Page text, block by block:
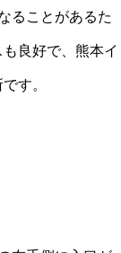
ることがあるた
良好で、熊本イ
す。